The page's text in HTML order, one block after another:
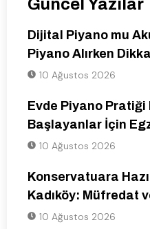
Güncel Yazılar
Dijital Piyano mu
Piyano Alırken
10 Ağustos 2026
Evde Piyano Pratiği
Başlayanlar İçin
10 Ağustos 2026
Konservatuara
Kadıköy: Müfredat
10 Ağustos 2026